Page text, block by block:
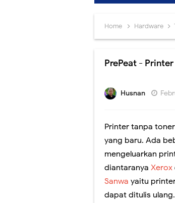
Home Hardware
PrePeat -
Husnan
Printer tanpa
yang baru. Ada
mengeluarkan
diantaranya Xerox
Sanwa yaitu
dapat ditulis